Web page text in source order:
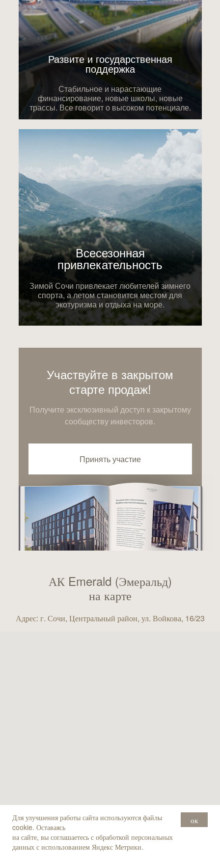
Для улучшения работы сайта используются файлы
cookie. Оставаясь
на сайте, вы соглашаетесь с обработкой персональных
данных с использованием Яндекс Метрики.
ок
Зимой Сочи привлекает любителей зимнего
спорта, а летом становится местом для
экотуризма и отдыха на море.
Всесезонная
привлекательность
Стабильное и нарастающие
финансирование, новые школы, новые
трассы. Все говорит о высоком потенциале.
Развите и государственная
поддержка
Получите эксклюзивный доступ к закрытому
сообществу инвесторов.
Участвуйте в закрытом
старте продаж!
Принять участие
АК Emerald (Эмеральд)
на карте
Адрес: г. Сочи, Центральный район, ул. Войкова, 16/23